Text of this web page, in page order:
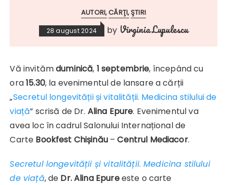
AUTORI CĂRŢI ŞTIRI
28 august 2024 by Virginia Lupulescu
Vă invitămduminică, 1 septembrie, începând cu
ora15.30, la evenimentul de lansare a cărții
„Secretul longevității și vitalității. Medicina stilului de
viață” scrisă de Dr. Alina Epure. Evenimentul va
avea loc în cadrul Salonului Internațional de
Carte Bookfest Chișinău–Centrul Mediacor.
Secretul longevității și vitalității. Medicina stilului
de viață, de Dr. Alina Epureeste o carte